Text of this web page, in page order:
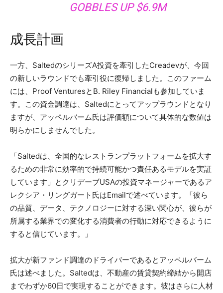
GOBBLES UP $6.9M
成長計画
一方、SaltedのシリーズA投資を牽引したCreadevが、今回
の新しいラウンドでも牽引役に復帰しました。このファーム
には、Proof VenturesとB. Riley Financialも参加していま
す。この資金調達は、Saltedにとってアップラウンドとなり
ますが、アッペルバーム氏は評価額について具体的な数値は
明らかにしませんでした。
「Saltedは、全国的なレストランプラットフォームを拡大す
るための非常に効率的で持続可能かつ責任あるモデルを実証
しています」とクリデーブUSAの投資マネージャーであるア
レクシア・リングガート氏はEmailで述べています。「彼ら
の品質、データ、テクノロジーに対する深い関心が、彼らが
所属する業界での変化する消費者の行動に対応できるように
すると信じています。」
拡大が新ファンド調達のドライバーであるとアッペルバーム
氏は述べました。Saltedは、不動産の賃貸契約締結から開店
までわずか60日で実現することができます。彼はさらに人材